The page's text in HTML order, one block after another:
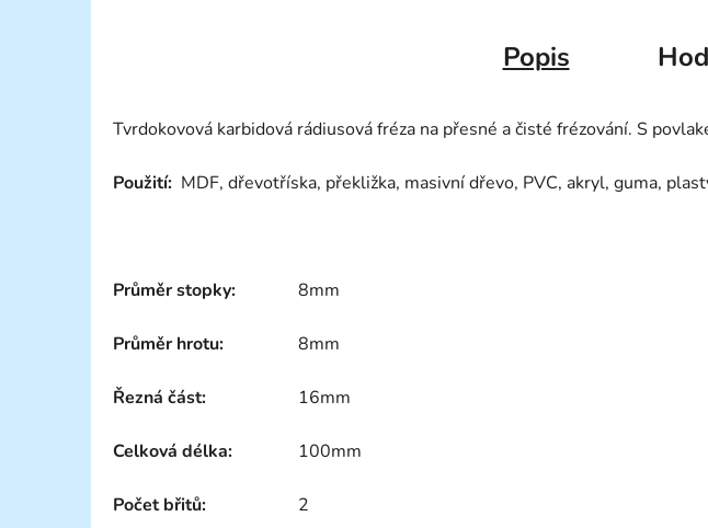
Popis
Tvrdokovová karbidová rádiusová fréza na přesné a čisté frézování. S
Použití: MDF, dřevotříska, překližka, masivní dřevo, PVC, akryl, guma,
Průměr stopky:
Průměr hrotu:
Řezná část:
Celková délka:
Počet břitů:
8mm
8mm
16mm
100mm
2